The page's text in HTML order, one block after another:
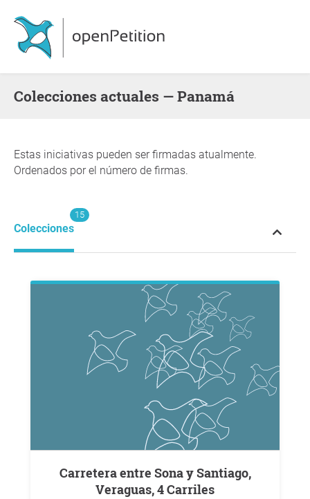
Colecciones actuales — Panamá
Estas iniciativas pueden ser firmadas atualmente.
Ordenados por el número de firmas.
Colecciones
15
Carretera entre Sona y Santiago,
Veraguas, 4 Carriles